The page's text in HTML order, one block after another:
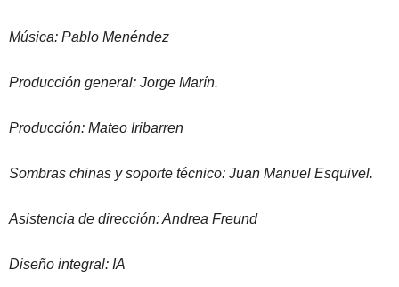
Música: Pablo Menéndez
Producción general: Jorge Marín.
Producción: Mateo Iribarren
Sombras chinas y soporte técnico: Juan Manuel Esquivel.
Asistencia de dirección: Andrea Freund
Diseño integral: IA